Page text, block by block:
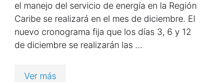
el manejo del servicio de energía en la Región
Caribe se realizará en el mes de diciembre. El
nuevo cronograma fija que los días 3, 6 y 12
de diciembre se realizarán las …
Ver más